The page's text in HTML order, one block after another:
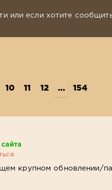
или если хотите
10 11 12 ... 154
крупном обновлении/